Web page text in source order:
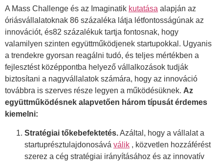
A Mass Challenge és az Imaginatik kutatása alapján az
óriásvállalatoknak 86 százaléka látja létfontosságúnak az
innovációt, és82 százalékuk tartja fontosnak, hogy
valamilyen szinten együttműködjenek startupokkal. Ugyanis
a trendekre gyorsan reagálni tudó, és teljes mértékben a
fejlesztést középpontba helyező vállalkozások tudják
biztosítani a nagyvállalatok számára, hogy az innováció
továbbra is szerves része legyen a működésüknek. Az
együttműködésnek alapvetően három típusát érdemes
kiemelni:
Stratégiai tőkebefektetés.Azáltal, hogy a vállalat a
startuprésztulajdonosává válik , közvetlen hozzáférést
szerez a cég stratégiai irányításához és az innovatív